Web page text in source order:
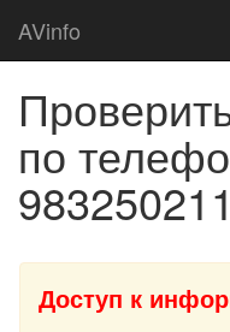
AVinfo
по
Доступ к